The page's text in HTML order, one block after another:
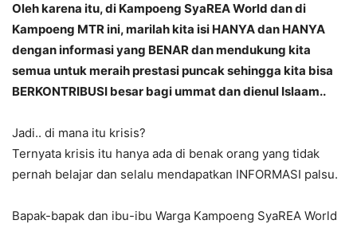
Oleh karena itu, di Kampoeng SyaREA World dan di
Kampoeng MTR ini, marilah kita isi HANYA dan HANYA
dengan informasi yang BENAR dan mendukung kita
semua untuk meraih prestasi puncak sehingga kita bisa
BERKONTRIBUSI besar bagi ummat dan dienul Islaam..
Jadi.. di mana itu krisis?
Ternyata krisis itu hanya ada di benak orang yang tidak
pernah belajar dan selalu mendapatkan INFORMASI palsu.
Bapak-bapak dan ibu-ibu Warga Kampoeng SyaREA World